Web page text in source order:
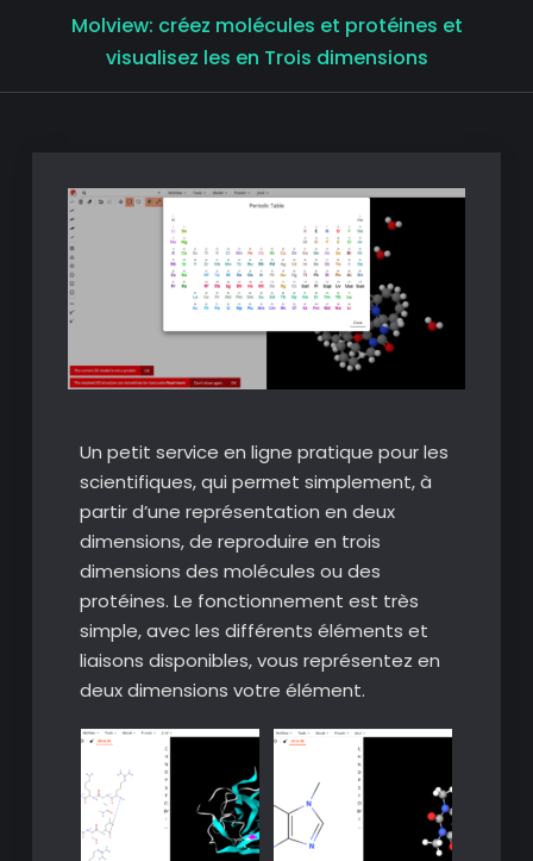
Molview: créez molécules et protéines et
visualisez les en Trois dimensions
Un petit service en ligne pratique pour les
scientifiques, qui permet simplement, à
partir d’une représentation en deux
dimensions, de reproduire en trois
dimensions des molécules ou des
protéines. Le fonctionnement est très
simple, avec les différents éléments et
liaisons disponibles, vous représentez en
deux dimensions votre élément.